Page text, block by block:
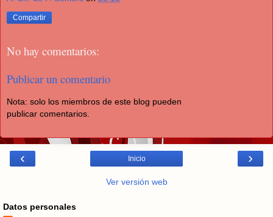
Compartir
No hay comentarios:
Publicar un comentario
Nota: solo los miembros de este blog pueden
publicar comentarios.
‹ ›
Inicio
Ver versión web
Datos personales